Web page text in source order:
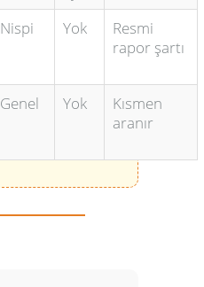
Nispi Yok
Resmi
rapor şartı
Genel Yok
Kısmen
aranır